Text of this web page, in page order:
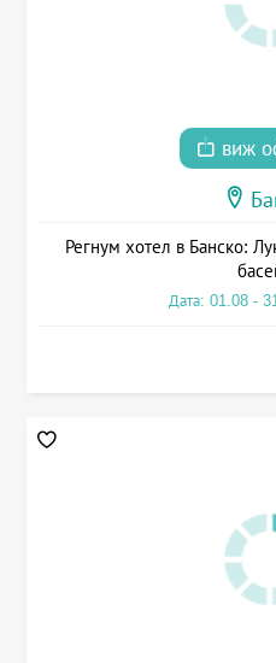
виж
Регнум хотел в Банско:
Дата: 01.08 -